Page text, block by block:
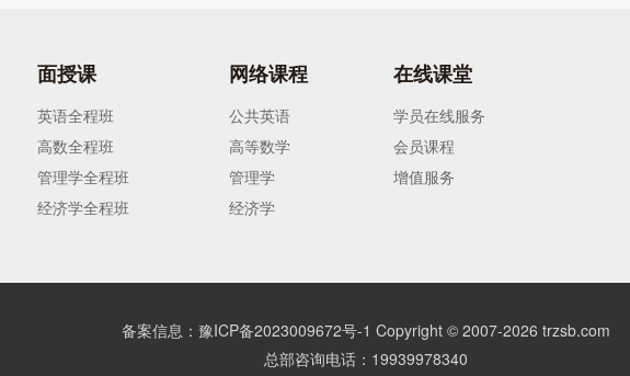
面授课
英语全程班
高数全程班
管理学全程班
经济学全程班
网络课程
公共英语
高等数学
管理学
经济学
在线课堂
学员在线服务
会员课程
增值服务
备案信息：豫ICP备2023009672号-1 Copyright © 2007-2026 trzsb.com
总部咨询电话：19939978340